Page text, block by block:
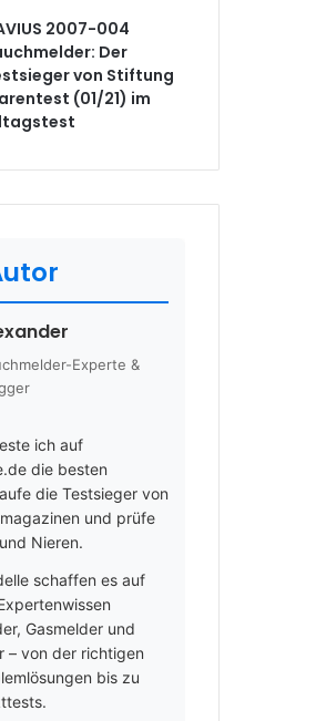
2007-004
Der
von Stiftung
(01/21) im
Experte &
ich auf
die besten
die Testsieger von
und prüfe
Nieren.
schaffen es auf
Gasmelder und
– von der richtigen
bis zu